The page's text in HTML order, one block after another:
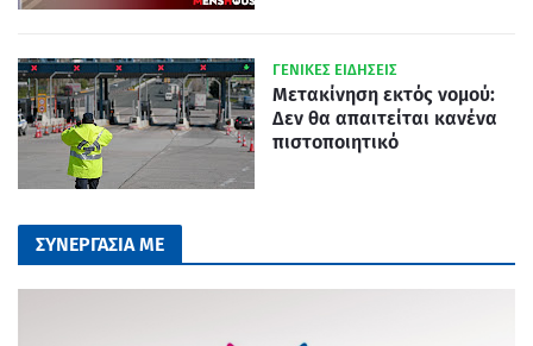
ΓΕΝΙΚΕΣ ΕΙΔΗΣΕΙΣ
Μετακίνηση εκτός νομού:
Δεν θα απαιτείται κανένα
πιστοποιητικό
ΣΥΝΕΡΓΑΣΙΑ ΜΕ